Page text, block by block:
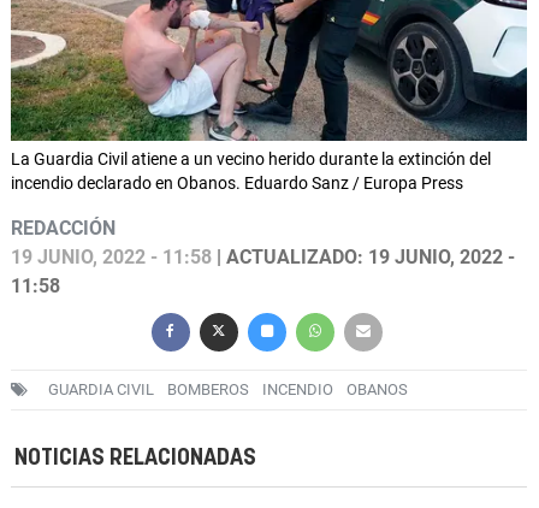
La Guardia Civil atiene a un vecino herido durante la extinción del
incendio declarado en Obanos. Eduardo Sanz / Europa Press
REDACCIÓN
19 JUNIO, 2022 - 11:58 | ACTUALIZADO: 19 JUNIO, 2022 -
11:58
GUARDIA CIVIL BOMBEROS INCENDIO OBANOS
NOTICIAS RELACIONADAS